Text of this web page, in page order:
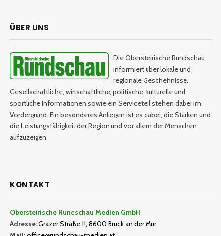
ÜBER UNS
Die Obersteirische Rundschau
informiert über lokale und
regionale Geschehnisse.
Gesellschaftliche, wirtschaftliche, politische, kulturelle und
sportliche Informationen sowie ein Serviceteil stehen dabei im
Vordergrund. Ein besonderes Anliegen ist es dabei, die Stärken und
die Leistungsfähigkeit der Region und vor allem der Menschen
aufzuzeigen.
KONTAKT
Obersteirische Rundschau Medien GmbH
Adresse:Grazer Straße 11, 8600 Bruck an der Mur